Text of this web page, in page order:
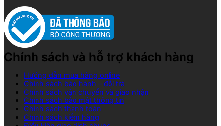
Chính sách và hỗ trợ khách hàng
Hướng dẫn mua hàng online
Chính sách bảo hành – đổi trả
Chính sách vận chuyển và giao nhận
Chính sách bảo mật thông tin
Chính sách thanh toán
Chính sách kiểm hàng